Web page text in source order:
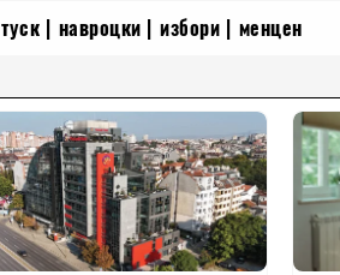
туск навроцки избори менцен